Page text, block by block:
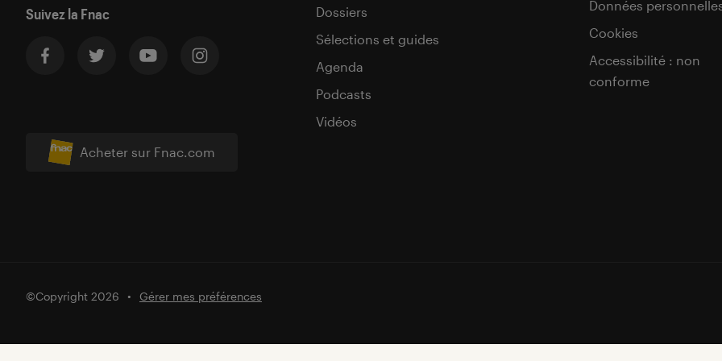
Suivez la Fnac
Acheter sur Fnac.com
Dossiers
Sélections et guides
Agenda
Podcasts
Vidéos
Données
Cookies
Accessibilité : non
conforme
©Copyright 2026 Gérer mes préférences